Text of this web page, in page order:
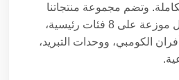
وتضم مجموعة منتجاتنا
اليوم أكثر من 200 موديل موزعة على 8 فئات رئيسية،
الكومبي، ووحدات التبريد،